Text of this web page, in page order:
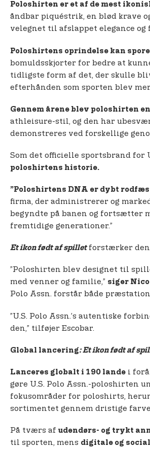
Poloshirten er et af de mest
åndbar piquéstrik, en blød krave
velegnet til afslappet elegance
Poloshirtens oprindelse kan
bomuldsskjorter for bedre at
tidligste form af det, der skulle
efterhånden som sporten blev
Gennem årene blev poloshirten
athleisure-stil, og den har
demonstreres ved forskellige
Som det officielle sportsbrand for
poloshirtens historie.
”Poloshirtens DNA er dybt
firma, der administrerer og
begyndte på banen og fortsætter
fremtidige generationer.”
Et ikon født af spilletforstærker
”Poloshirten blev designet til
med venner og familie,” siger
Polo Assn. forstår både
”U.S. Polo Assn.’s autentiske
den,” tilføjer Escobar.
Global lancering: Et ikon født af
Lanceres globalt i 190 lande i
gøre U.S. Polo Assn.-poloshirten
fokusområder for poloshirts,
sortimentet gennem dristige
På tværs af udendørs- og trykt
til sporten, mens digitale og